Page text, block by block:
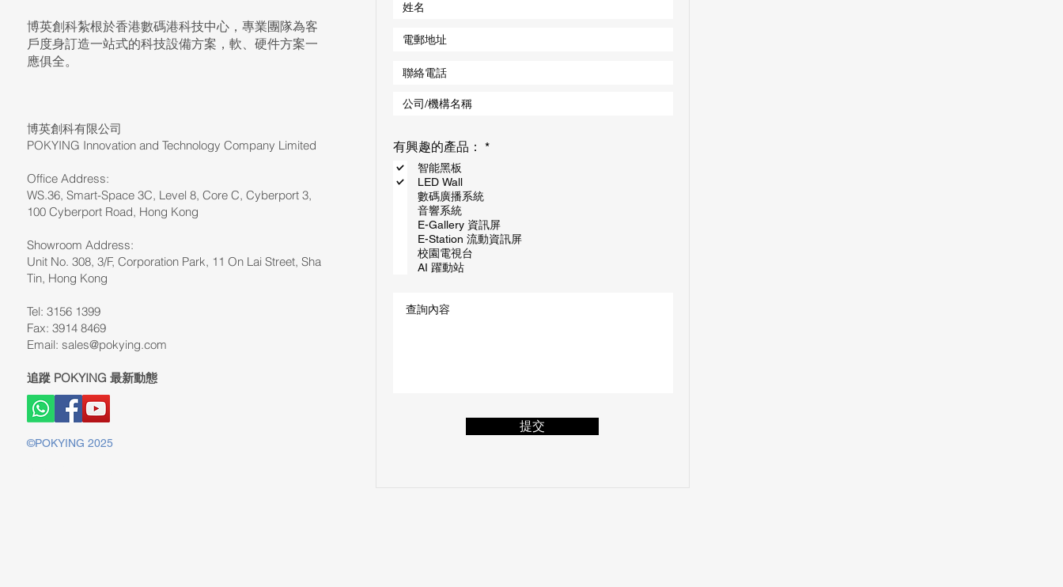
博英創科紮根於香港數碼港科技中心，專業團隊為客
戶度身訂造一站式的科技設備方案，軟、硬件方案一
應俱全。
博英創科有限公司
POKYING Innovation and Technology Company Limited
Office Address:
WS.36, Smart-Space 3C, Level 8, Core C, Cyberport 3,
100 Cyberport Road, Hong Kong
Showroom Address:
Unit No. 308, 3/F, Corporation Park, 11 On Lai Street, Sha
Tin, Hong Kong
Tel: 3156 1399
Fax: 3914 8469
Email: sales@pokying.com
追蹤 POKYING 最新動態
©POKYING 2025
有興趣的產品： *必
智能黑板
LED Wall
數碼廣播系統
音響系統
E-Gallery 資訊屏
E-Station 流動資訊屏
校園電視台
AI 躍動站
提交